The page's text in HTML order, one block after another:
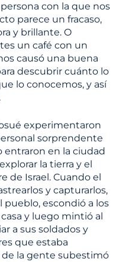
con la que nos
parece un fracaso,
y brillante. O
un café con un
causó una buena
descubrir cuánto lo
lo conocemos, y así
experimentaron
sorprendente
entraron en la ciudad
la tierra y el
de Israel. Cuando el
y capturarlos,
escondió a los
y luego mintió al
a sus soldados y
que estaba
de la gente subestimó